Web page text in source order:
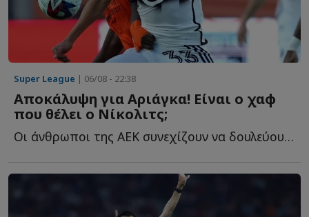
Super League | 06/08 - 22:38
Αποκάλυψη για Αριάγκα! Είναι ο χαφ
που θέλει ο Νίκολιτς;
Οι άνθρωποι της ΑΕΚ συνεχίζουν να δουλεύουν και στα υ...